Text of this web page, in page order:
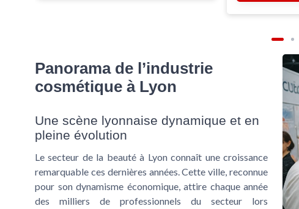
Panorama de l’industrie
cosmétique à Lyon
Une scène lyonnaise dynamique et en
pleine évolution
Le secteur de la beautéà Lyon connaît une croissance
remarquable ces dernières années. Cette ville, reconnue
pour son dynamisme économique, attire chaque année
des milliers de professionnels du secteur lors